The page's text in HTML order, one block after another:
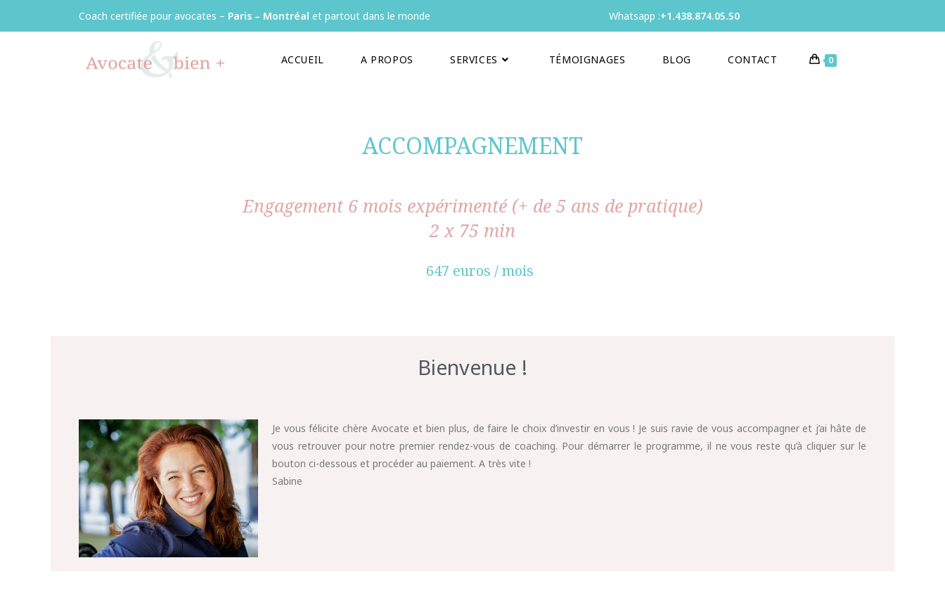
Coach certifiée pour avocates – Paris – Montréal et partout dans le monde Whatsapp :+1.438.874.05.50
ACCUEIL A PROPOS SERVICES TÉMOIGNAGES BLOG CONTACT 0
ACCOMPAGNEMENT
Engagement 6 mois expérimenté (+ de 5 ans de pratique)
2 x 75 min
647 euros / mois
Bienvenue !
Je vous félicite chère Avocate et bien plus, de faire le choix d’investir en vous ! Je suis ravie de vous accompagner et j’ai hâte de
vous retrouver pour notre premier rendez-vous de coaching. Pour démarrer le programme, il ne vous reste qu’à cliquer sur le
bouton ci-dessous et procéder au paiement. A très vite !
Sabine
Panneau de gestion des cookies